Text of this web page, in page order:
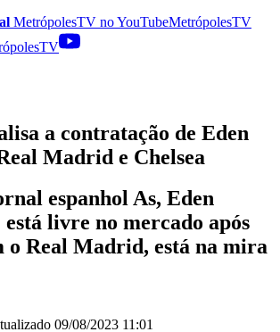
MetrópolesTV noYouTubeMetrópolesTV
a contratação de Eden
Madrid e Chelsea
espanhol As, Eden
livre no mercado após
o Real Madrid, está na mira
09/08/2023 11:01